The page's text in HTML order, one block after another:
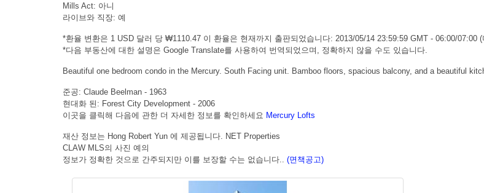
Mills Act: 아니
라이브와 직장: 예
*환율 변환은 1 USD 달러 당 ₩1110.47 이 환율은 현재까지 출판되었습니다: 2013/05/14 23:59:59 GMT - 06:00/07:00
*다음 부동산에 대한 설명은 Google Translate를 사용하여 번역되었으며, 정확하지 않을 수도 있습니다.
Beautiful one bedroom condo in the Mercury. South Facing unit. Bamboo floors, spacious balcony, and a beautiful
준공: Claude Beelman - 1963
현대화 된: Forest City Development - 2006
이곳을 클릭해 다음에 관한 더 자세한 정보를 확인하세요 Mercury Lofts
재산 정보는 Hong Robert Yun 에 제공됩니다. NET Properties
CLAW MLS의 사진 예의
정보가 정확한 것으로 간주되지만 이를 보장할 수는 없습니다.. (면책공고)